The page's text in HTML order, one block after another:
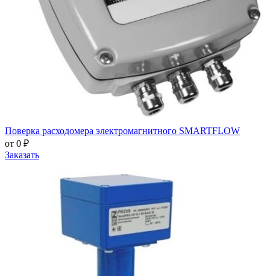
Поверка расходомера электромагнитного SMARTFLOW
от 0 ₽
Заказать